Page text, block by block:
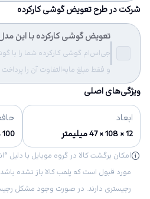
شرکت در طرح تعویض گوشی کارکرده
تعویض گوشی کارکرده با این
جی‌اس‌ام گوشی کارکرده شما را با
و فقط مبلغ مابه‌التفاوت آن را
ویژگی‌های اصلی
ابعاد
12 × 108 × 47 میلیمتر
100 مگابایت
امکان برگشت کالا در گروه موبایل با دلیل
مورد قبول است که پلمب کالا باز نشده
رجیستری دارند. در صورت وجود مشکل